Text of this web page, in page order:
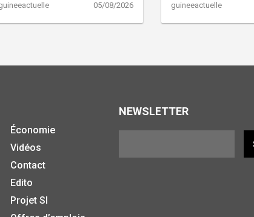
05/08/2026 guineeactuelle
Économie
Vidéos
Contact
Edito
Projet SI
NEWSLETTER